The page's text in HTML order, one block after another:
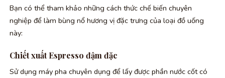
Bạn có thể tham khảo những cách thức chế biến chuyên
nghiệp để làm bùng nổ hương vị đặc trưng của loại đồ uống
này:
Chiết xuất Espresso đậm đặc
Sử dụng máy pha chuyên dụng để lấy được phần nước cốt có